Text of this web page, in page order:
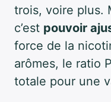
trois, voire plus.
c’est pouvoir
force de la
arômes, le ratio
totale pour une